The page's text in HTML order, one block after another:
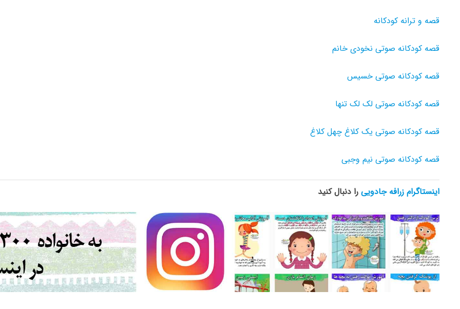
قصه و ترانه کودکانه
قصه کودکانه صوتی نخودی خانم
قصه کودکانه صوتی خسیس
قصه کودکانه صوتی لک لک تنها
قصه کودکانه صوتی یک کلاغ چهل کلاغ
قصه کودکانه صوتی نیم وجبی
اینستاگرام زرافه جادویی را دنبال کنید